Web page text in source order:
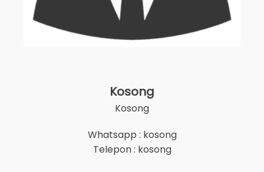
Kosong
Kosong
Whatsapp : kosong
Telepon : kosong